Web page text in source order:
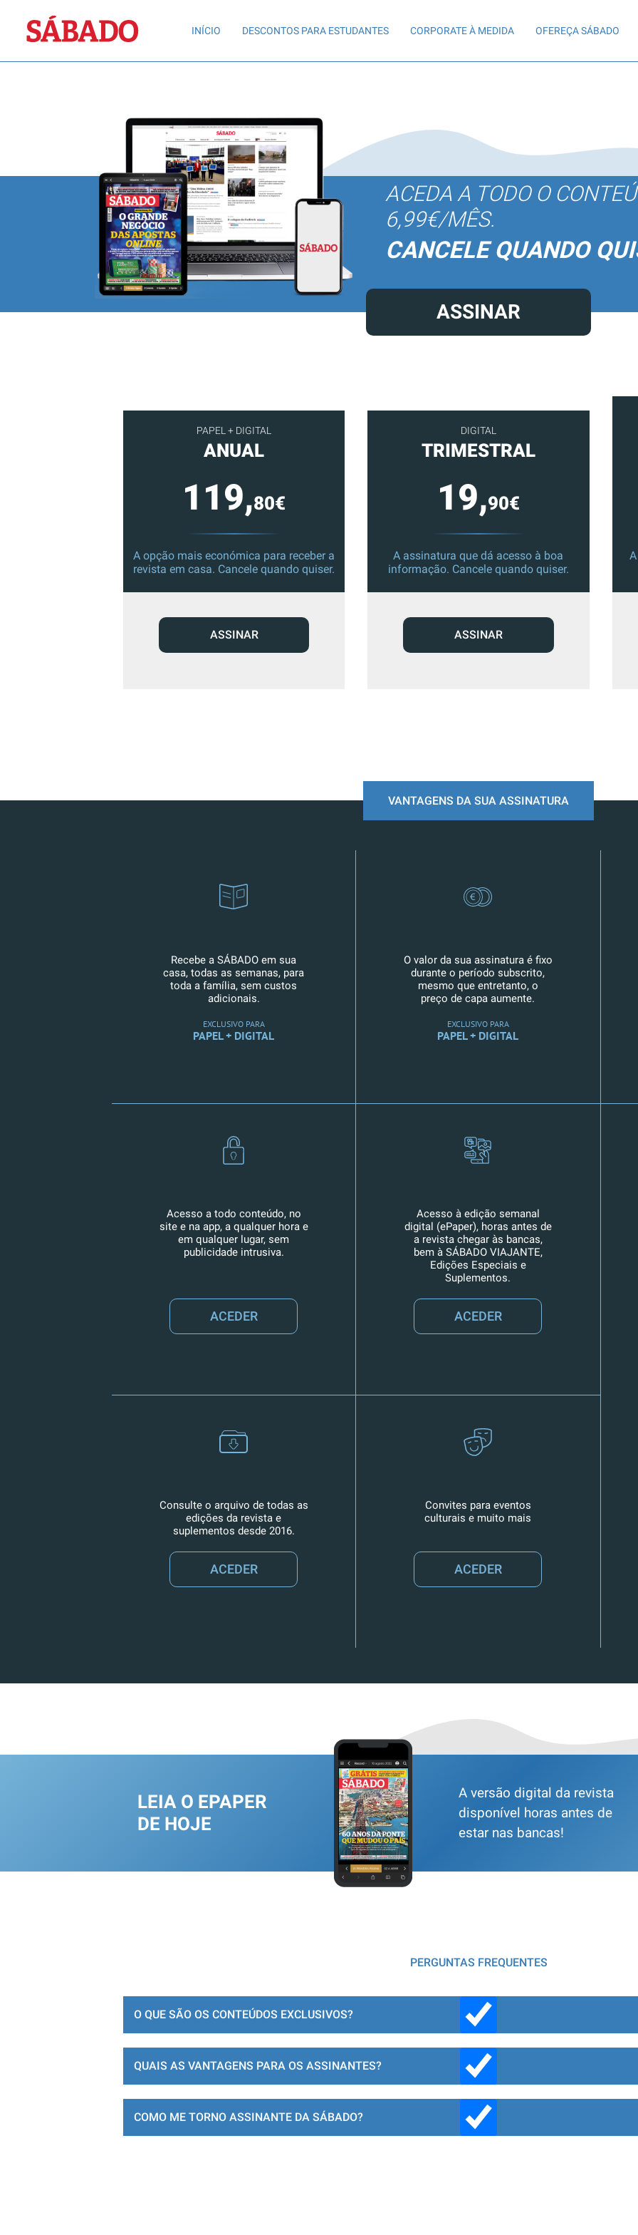
Sábado
INÍCIO DESCONTOS PARA ESTUDANTES CORPORATE À MEDIDA OFEREÇA SÁBADO
ACEDA A TODO O
6,99€/MÊS.
CANCELE QUANDO
ASSINAR
PAPEL + DIGITAL
ANUAL
119,80€
A opção mais económica para receber a
revista em casa. Cancele quando quiser.
ASSINAR
DIGITAL
TRIMESTRAL
19,90€
A assinatura que dá acesso à boa
informação. Cancele quando quiser.
ASSINAR
VANTAGENS DA SUA ASSINATURA
Recebe a SÁBADO em sua
casa, todas as semanas, para
toda a família, sem custos
adicionais.
EXCLUSIVO PARA
PAPEL + DIGITAL
O valor da sua assinatura é fixo
durante o período subscrito,
mesmo que entretanto, o
preço de capa aumente.
EXCLUSIVO PARA
PAPEL + DIGITAL
Acesso a todo conteúdo, no
site e na app, a qualquer hora e
em qualquer lugar, sem
publicidade intrusiva.
ACEDER
Acesso à edição semanal
digital (ePaper), horas antes de
a revista chegar às bancas,
bem à SÁBADO VIAJANTE,
Edições Especiais e
Suplementos.
ACEDER
Consulte o arquivo de todas as
edições da revista e
suplementos desde 2016.
ACEDER
Convites para eventos
culturais e muito mais
ACEDER
LEIA O EPAPER
DE HOJE
A versão digital da revista
disponível horas antes de
estar nas bancas!
PERGUNTAS FREQUENTES
O QUE SÃO OS CONTEÚDOS EXCLUSIVOS?
QUAIS AS VANTAGENS PARA OS ASSINANTES?
COMO ME TORNO ASSINANTE DA SÁBADO?